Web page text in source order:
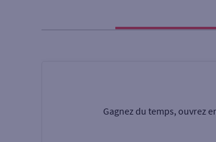
Gagnez du temps, ouvrez